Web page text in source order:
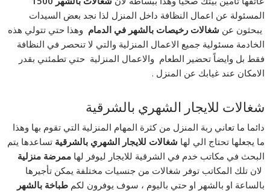
المسئولة عن اعمال النظافة داخل المنزل لذا نجد بعض السيدات
يبحثون عن شغالات رخيصات بالشهر في الدمام وهذا حتي تتولي هذه
الخادمة مسئولية جميع الاعمال المنزلية والتي لا تنحصر في النظافة
فقط بل وايضاً تحضير الطعام والاعمال المنزلية حتي تطمئني بقدر
الامكان عند غيابك عن المنزل .
شغالات للايجار الشهري بالشرقية
دائما ما تعاني ربة المنزل من كثرة المهام المنزلية التي تقوم بها وهذا
ما يجعلها تحتاج الي لها شغالات للايجار الشهري بالشرقية تساعدها يتم
البحث في مكاتب خدم في الشرقية للايجار ليوفر لهاممرضة منزلية
لان تلك المكاتب توفر شغالات من جنسيات مختلفة يمكن تأجيرها
بالساعة او بالشهر او حتي باليوم ، سوف يوفرون لكمطباخة بالشهر